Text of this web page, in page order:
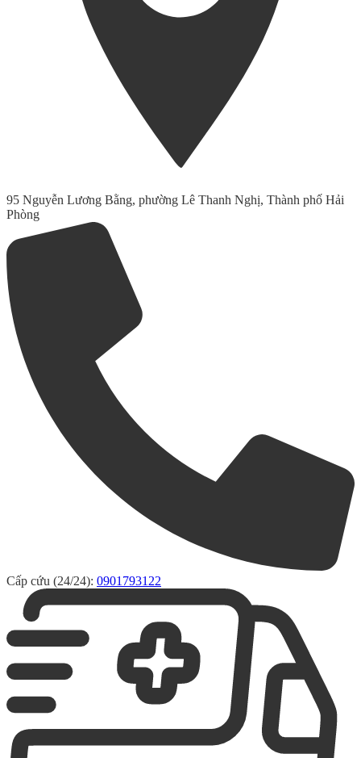
95 Nguyễn Lương Bằng, phường Lê Thanh Nghị, Thành phố Hải
Phòng
Cấp cứu (24/24): 0901793122